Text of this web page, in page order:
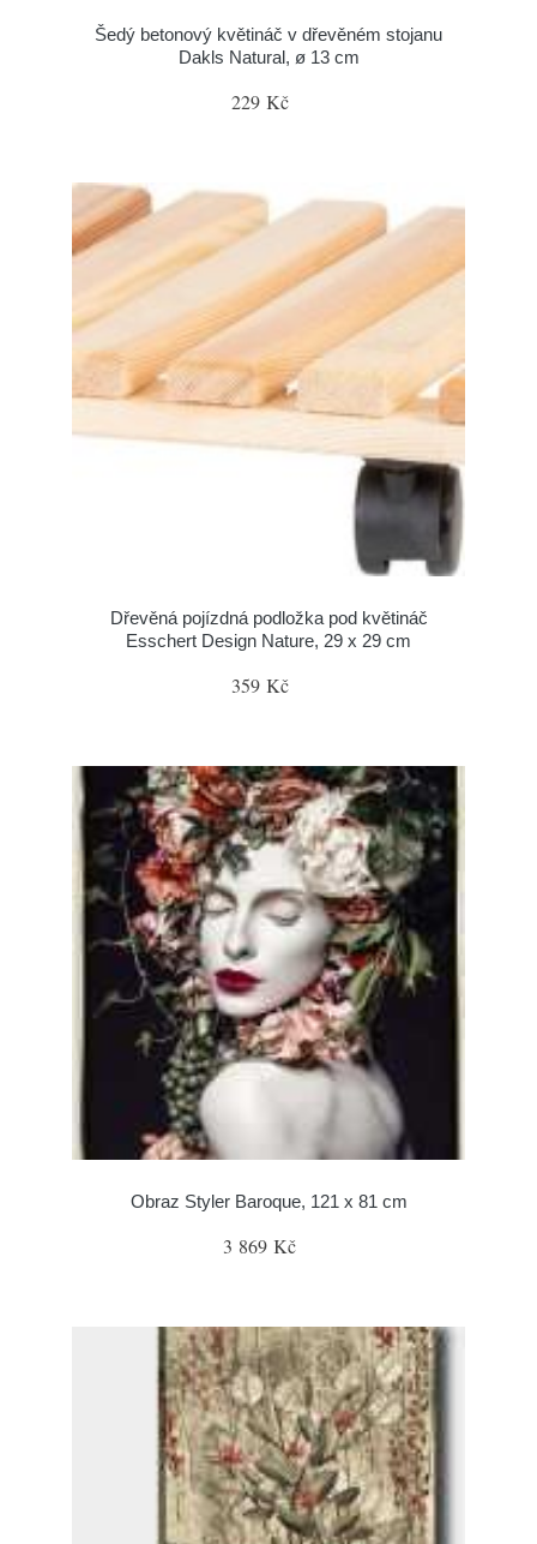
Šedý betonový květináč v dřevěném stojanu
Dakls Natural, ø 13 cm
229 Kč
Dřevěná pojízdná podložka pod květináč
Esschert Design Nature, 29 x 29 cm
359 Kč
Obraz Styler Baroque, 121 x 81 cm
3 869 Kč